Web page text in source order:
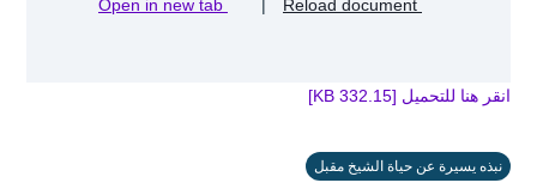
|
انقر هنا للتحميل [332.15 KB]
نبذه يسيرة عن حياة الشيخ مقبل